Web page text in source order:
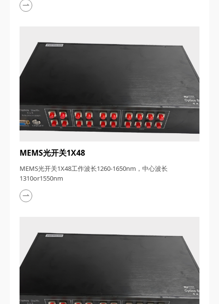
MEMS光开关1X48
MEMS光开关1X48工作波长1260-1650nm，中心波长
1310or1550nm